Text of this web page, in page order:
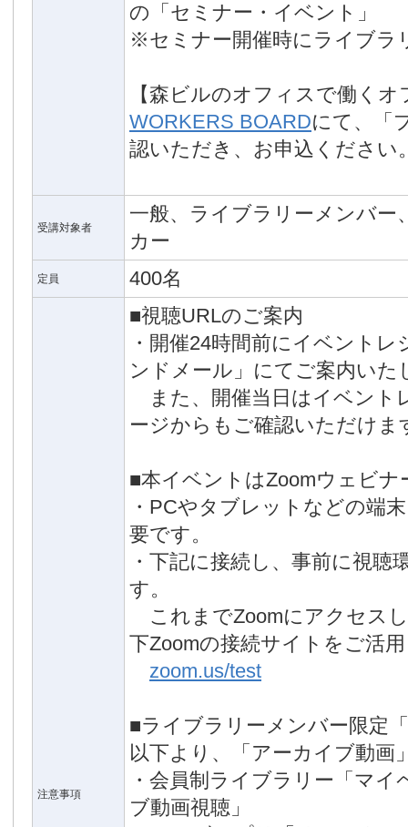
の「セミナー・イベント」
※セミナー開催時にライブラ
【森ビルのオフィスで働く
WORKERS BOARDにて、「
認いただき、お申込ください
受講対象者
一般、ライブラリーメンバ
カー
定員 400名
注意事項
■視聴URLのご案内
・開催24時間前にイベント
ンドメール」にてご案内いた
また、開催当日はイベント
ージからもご確認いただけま
■本イベントはZoomウェビ
・PCやタブレットなどの端
要です。
・下記に接続し、事前に視
す。
これまでZoomにアクセス
下Zoomの接続サイトをご活
zoom.us/test
■ライブラリーメンバー限定
以下より、「アーカイブ動画
・会員制ライブラリー「マ
ブ動画視聴」